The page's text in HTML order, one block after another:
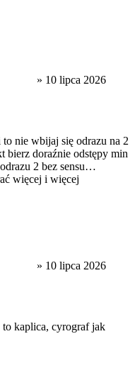
» 10 lipca 2026
nie wbijaj się odrazu na 2
bierz doraźnie odstępy min
2 bez sensu…
więcej i więcej
» 10 lipca 2026
kaplica, cyrograf jak